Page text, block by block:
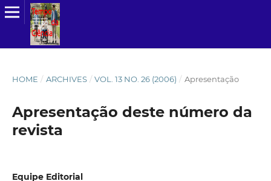
HOME / ARCHIVES / VOL. 13 NO. 26 (2006) / Apresentação
Apresentação deste número da
revista
Equipe Editorial